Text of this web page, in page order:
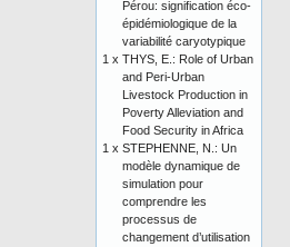
Pérou: signification éco-
épidémiologique de la
variabilité caryotypique
1 x THYS, E.: Role of Urban
and Peri-Urban
Livestock Production in
Poverty Alleviation and
Food Security in Africa
1 x STEPHENNE, N.: Un
modèle dynamique de
simulation pour
comprendre les
processus de
changement d’utilisation